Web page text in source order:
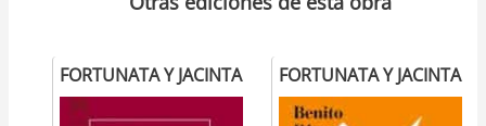
FORTUNATA Y JACINTA FORTUNATA Y JACINTA